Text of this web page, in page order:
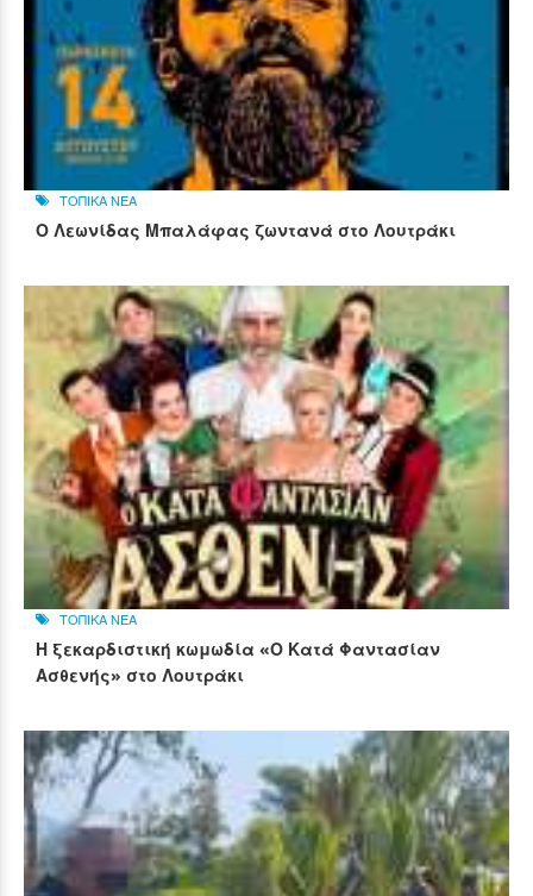
ΤΟΠΙΚΑ ΝΕΑ
Ο Λεωνίδας Μπαλάφας ζωντανά στο Λουτράκι
ΤΟΠΙΚΑ ΝΕΑ
Η ξεκαρδιστική κωμωδία «Ο Κατά Φαντασίαν
Ασθενής» στο Λουτράκι